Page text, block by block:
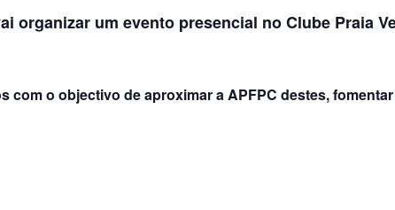
organizar um evento presencial no Clube Praia
com o objectivo de aproximar a APFPC destes,